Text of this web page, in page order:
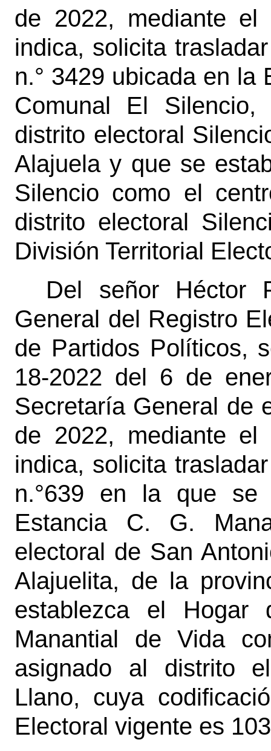
de 2022, mediante
indica, solicita
n.° 3429 ubicada en la
Comunal El
distrito electoral
Alajuela y que se
Silencio como el
distrito electoral
División Territorial
Del señor Héctor
General del Registro
de Partidos Políticos,
18-2022 del 6 de
Secretaría General de
de 2022, mediante
indica, solicita
n.°639 en la que
Estancia C. G.
electoral de San
Alajuelita, de la
establezca el
Manantial de Vida
asignado al distrito
Llano, cuya
Electoral vigente es